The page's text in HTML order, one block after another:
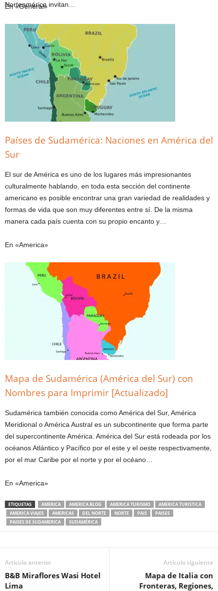
Norteamérica invitan…
En «General»
Países de Sudamérica: Naciones en América del
Sur
El sur de América es uno de los lugares más impresionantes
culturalmente hablando, en toda esta sección del continente
americano es posible encontrar una gran variedad de realidades y
formas de vida que son muy diferentes entre sí. De la misma
manera cada país cuenta con su propio encanto y…
En «America»
Mapa de Sudamérica (América del Sur) con
Nombres para Imprimir [Actualizado]
Sudamérica también conocida como América del Sur, América
Meridional o América Austral es un subcontinente que forma parte
del supercontinente América. América del Sur está rodeada por los
océanos Atlántico y Pacífico por el este y el oeste respectivamente,
por el mar Caribe por el norte y por el océano…
En «America»
ETIQUETAS AMERICA AMERICA BLOG AMERICA TURISMO
AMERICA TURISTICA
AMERICA VIAJES
AMERICAS DEL NORTE NORTE PAIS
PAISES
PAISES DE SUDAMERICA
SUDAMÉRICA
Artículo anterior
B&B Miraflores Wasi Hotel
Lima
Artículo siguiente
Mapa de Italia con
Fronteras, Regiones,